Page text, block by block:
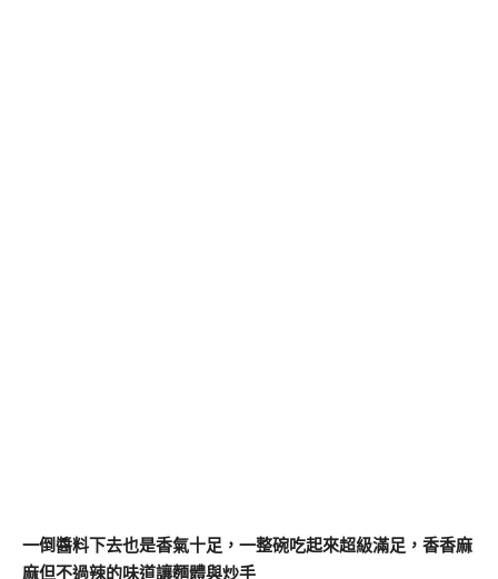
一倒醬料下去也是香氣十足，一整碗吃起來超級滿足，香香麻
麻但不過辣的味道讓麵體與炒手